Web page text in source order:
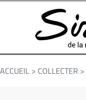
ACCUEIL > COLLECTER >